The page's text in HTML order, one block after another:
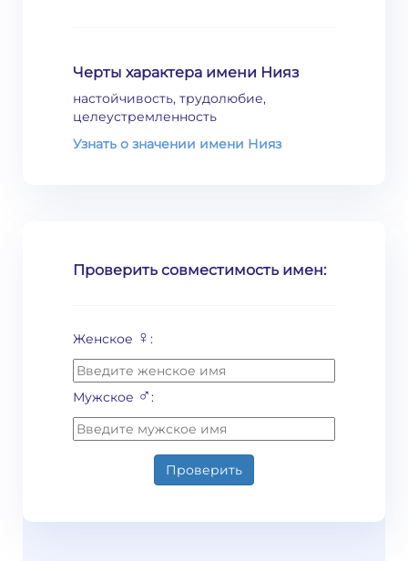
Черты характера имени Нияз
настойчивость, трудолюбие,
целеустремленность
Узнать о значении имени Нияз
Проверить совместимость имен:
Женское ♀ :
Мужское ♂:
Проверить